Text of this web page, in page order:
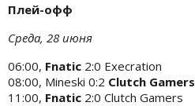
Плей-офф
Среда, 28 июня
06:00, Fnatic 2:0 Execration
08:00, Mineski 0:2 Clutch Gamers
11:00, Fnatic 2:0 Clutch Gamers